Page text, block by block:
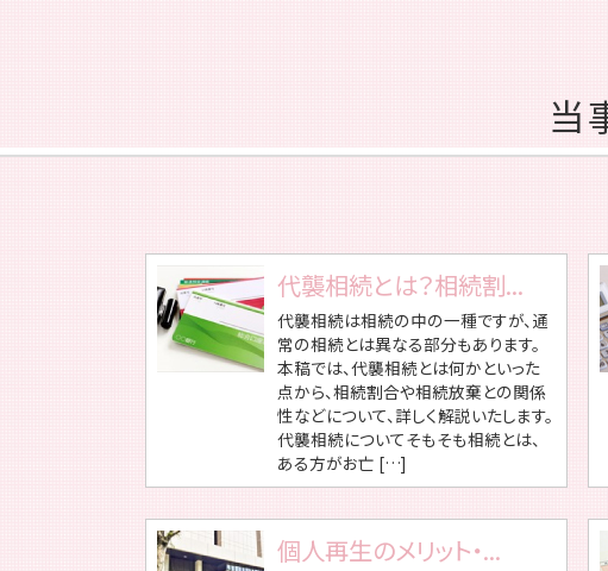
当
代襲相続とは？相続割...
代襲相続は相続の中の一種ですが、通
常の相続とは異なる部分もあります。
本稿では、代襲相続とは何かといった
点から、相続割合や相続放棄との関係
性などについて、詳しく解説いたします。
代襲相続についてそもそも相続とは、
ある方がお亡 […]
個人再生のメリット・...